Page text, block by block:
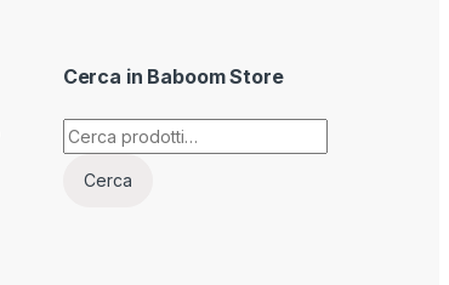
Cerca in Baboom Store
Cerca:
Cerca